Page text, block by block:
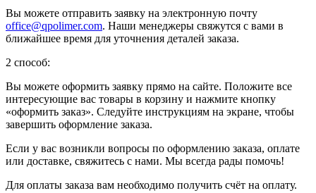
Вы можете отправить заявку на электронную почту
office@qpolimer.com. Наши менеджеры свяжутся с вами в
ближайшее время для уточнения деталей заказа.
2 способ:
Вы можете оформить заявку прямо на сайте. Положите все
интересующие вас товары в корзину и нажмите кнопку
«оформить заказ». Следуйте инструкциям на экране, чтобы
завершить оформление заказа.
Если у вас возникли вопросы по оформлению заказа, оплате
или доставке, свяжитесь с нами. Мы всегда рады помочь!
Для оплаты заказа вам необходимо получить счёт на оплату.